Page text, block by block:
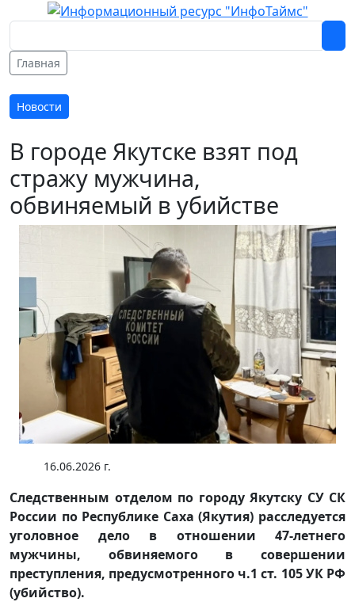
Главная
Новости
В городе Якутске взят под
стражу мужчина,
обвиняемый в убийстве
16.06.2026 г.
Следственным отделом по городу Якутску СУ СК
России по Республике Саха (Якутия) расследуется
уголовное дело в отношении 47-летнего
мужчины, обвиняемого в совершении
преступления, предусмотренного ч.1 ст. 105 УК РФ
(убийство).